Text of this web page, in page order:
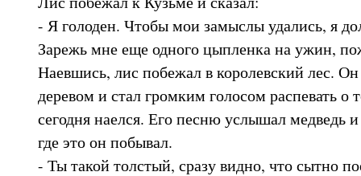
- Я голоден. Чтобы мои замыслы удались, я
Зарежь мне еще одного цыпленка на ужин,
Наевшись, лис побежал в королевский лес. Он
деревом и стал громким голосом распевать о
сегодня наелся. Его песню услышал медведь
где это он побывал.
- Ты такой толстый, сразу видно, что сытно